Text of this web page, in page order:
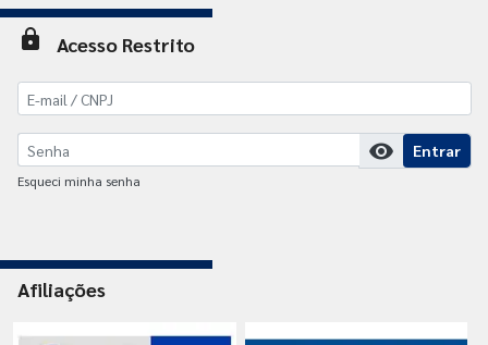
lock Acesso Restrito
visibility Entrar
Esqueci minha senha
Afiliações